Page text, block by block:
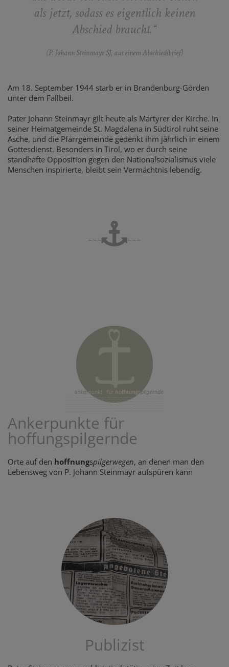
als jetzt, sodass es eigentlich keinen
Abschied braucht.“
(P. Johann Steinmayr SJ, aus einem Abschiedsbrief)
Am 18. September 1944 starb er in Brandenburg-Görden
unter dem Fallbeil.
Pater Johann Steinmayr gilt heute als Märtyrer der Kirche. In
seiner Heimatgemeinde St. Magdalena in Südtirol ruht seine
Asche, und die Pfarrgemeinde gedenkt ihm jährlich in einem
Gottesdienst. Besonders in Tirol, wo er durch seine
standhafte Opposition gegen den Nationalsozialismus viele
Menschen inspirierte, bleibt sein Vermächtnis lebendig.
~~~ ~~~
Ankerpunkte für
hoffungspilgernde
Orte auf den hoffnungspilgerwegen, an denen man den
Lebensweg von P. Johann Steinmayr aufspüren kann
Publizist